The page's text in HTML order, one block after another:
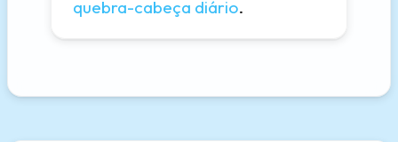
quebra-cabeça diário.